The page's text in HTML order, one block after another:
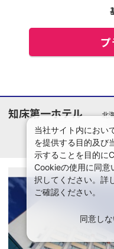
知床第一ホテル
北
当社サイト内におい
を提供する目的及び
示することを目的に
Cookieの使用に同意
択してください。詳
ご確認ください。
同意し